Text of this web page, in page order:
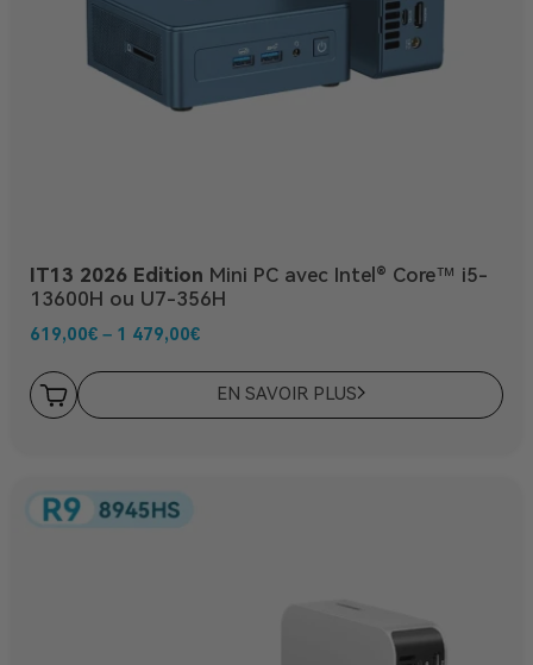
IT13 2026 Edition Mini PC avec Intel® Core™ i5-
13600H ou U7-356H
619,00€ – 1 479,00€
EN SAVOIR PLUS